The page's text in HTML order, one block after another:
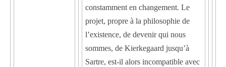
constamment en changement. Le
projet, propre à la philosophie de
l’existence, de devenir qui nous
sommes, de Kierkegaard jusqu’à
Sartre, est-il alors incompatible avec